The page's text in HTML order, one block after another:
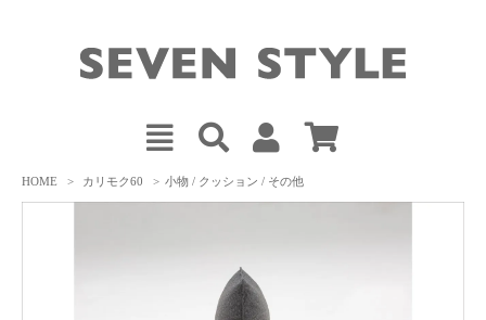
HOME > カリモク60 > 小物 / クッション / その他